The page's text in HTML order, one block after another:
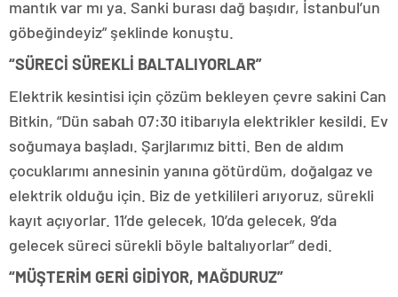
mantık var mı ya. Sanki burası dağ başıdır, İstanbul’un
göbeğindeyiz” şeklinde konuştu.
“SÜRECİ SÜREKLİ BALTALIYORLAR”
Elektrik kesintisi için çözüm bekleyen çevre sakini Can
Bitkin, “Dün sabah 07:30 itibarıyla elektrikler kesildi. Ev
soğumaya başladı. Şarjlarımız bitti. Ben de aldım
çocuklarımı annesinin yanına götürdüm, doğalgaz ve
elektrik olduğu için. Biz de yetkilileri arıyoruz, sürekli
kayıt açıyorlar. 11’de gelecek, 10’da gelecek, 9’da
gelecek süreci sürekli böyle baltalıyorlar” dedi.
“MÜŞTERİM GERİ GİDİYOR, MAĞDURUZ”